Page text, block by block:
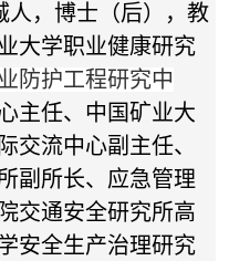
人，博士（后），教
大学职业健康研究
防护工程研究中
主任、中国矿业大
交流中心副主任、
副所长、应急管理
交通安全研究所高
安全生产治理研究